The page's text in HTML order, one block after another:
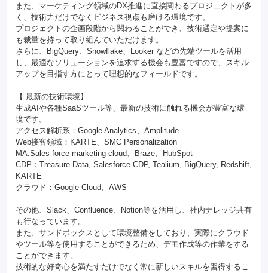
また、マーケティング領域のDX推進に直接関わるプロジェクトが多
く、技術力だけでなくビジネス視点も磨ける環境です。
プロジェクトの企画段階から関わることができ、技術選定や提案に
も裁量を持って取り組んでいただけます。
さらに、BigQuery、Snowflake、Looker などの先端ツールを活用
し、最適なソリューションを追求する機会も豊富ですので、スキル
アップを目指す方にとって理想的なフィールドです。
【 最新の技術環境】
生成AIや各種SaaSツール等、最新の技術に触れる機会が豊富な環
境です。
アクセス解析系：Google Analytics、Amplitude
Web接客領域：KARTE、SMC Personalization
MA:Sales force marketing cloud、Braze、HubSpot
CDP：Treasure Data, Salesforce CDP, Tealium, BigQuery, Redshift,
KARTE
クラウド：Google Cloud、AWS
その他、Slack、Confluence、Notion等を活用し、社内ナレッジ共有
も行なっています。
また、サンドボックスとして環境整備をしており、実際にクラウド
やツール等を使用することができるため、デモ作成等の作業をする
ことができます。
技術的な好奇心を満たすだけでなく常に新しいスキルを習得するこ